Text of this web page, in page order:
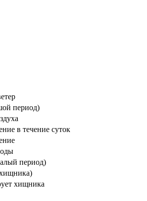
период)
в течение суток
период)
хищника